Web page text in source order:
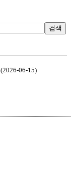
검색
(2026-06-15)